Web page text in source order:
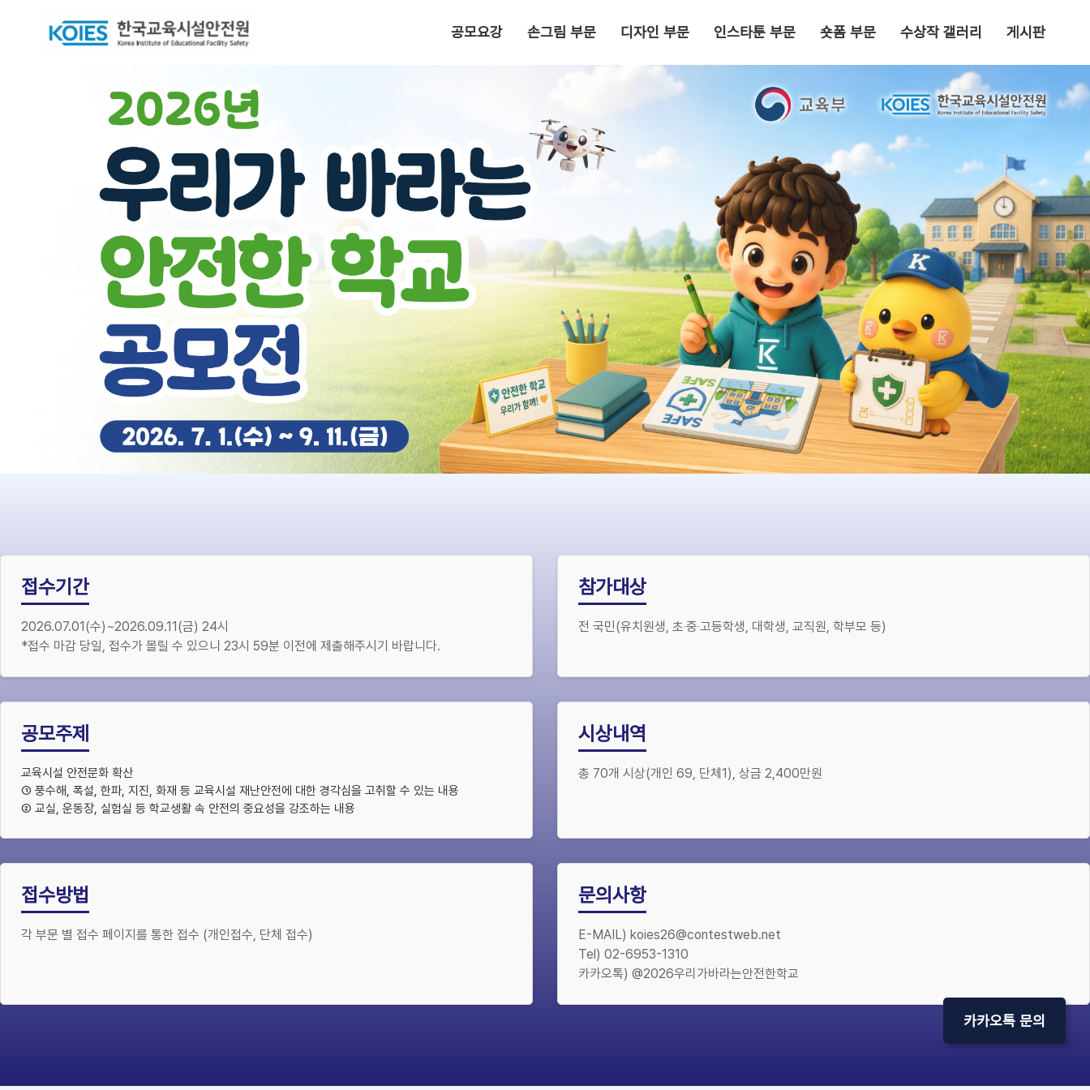
공모요강 손그림 부문 디자인 부문 인스타툰 부문 숏폼 부문 수상작 갤러리 게시판
접수기간
2026.07.01(수)~2026.09.11(금) 24시
*접수 마감 당일, 접수가 몰릴 수 있으니 23시 59분 이전에 제출해주시기 바랍니다.
참가대상
전 국민(유치원생, 초‧중‧고등학생, 대학생, 교직원, 학부모 등)
공모주제
교육시설 안전문화 확산
① 풍수해, 폭설, 한파, 지진, 화재 등 교육시설 재난안전에 대한 경각심을 고취할 수 있는 내용
② 교실, 운동장, 실험실 등 학교생활 속 안전의 중요성을 강조하는 내용
시상내역
총 70개 시상(개인 69, 단체1), 상금 2,400만원
접수방법
각 부문 별 접수 페이지를 통한 접수 (개인접수, 단체 접수)
문의사항
E-MAIL) koies26@contestweb.net
Tel) 02-6953-1310
카카오톡) @2026우리가바라는안전한학교
카카오톡 문의